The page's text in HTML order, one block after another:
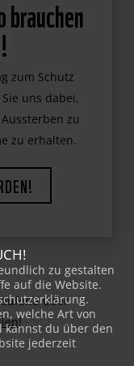
brauchen
zum Schutz
uns dabei,
zu
zu erhalten.
über
!
zu gestalten
auf die Website.
welche Art von
kannst du über den
jederzeit